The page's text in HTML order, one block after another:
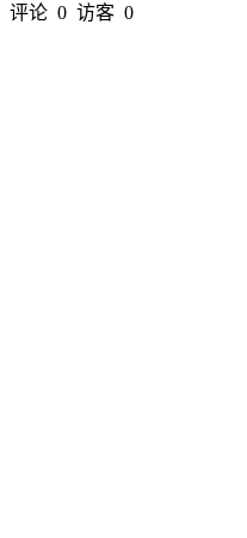
评论 0 访客 0